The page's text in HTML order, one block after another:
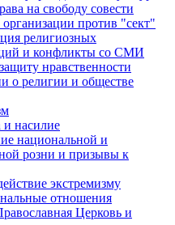
на свободу совести
организации против "сект"
религиозных
и конфликты со СМИ
нравственности
о религии и обществе
и насилие
национальной и
розни и призывы к
экстремизму
отношения
Церковь и